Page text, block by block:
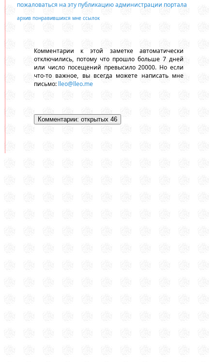
пожаловаться на эту публикацию администрации портала
архив понравившихся мне ссылок
Комментарии к этой заметке автоматически
отключились, потому что прошло больше 7 дней
или число посещений превысило 20000. Но если
что-то важное, вы всегда можете написать мне
письмо: lleo@lleo.me